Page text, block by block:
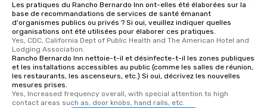
Les pratiques du Rancho Bernardo Inn ont-elles été élaborées sur la
base de recommandations de services de santé émanant
d'organismes publics ou privés ? Si oui, veuillez indiquer quelles
organisations ont été utilisées pour élaborer ces pratiques.
Yes, CDC, California Dept of Public Health and The American Hotel and
Lodging Association.
Rancho Bernardo Inn nettoie-t-il et désinfecte-t-il les zones publiques
et les installations accessibles au public (comme les salles de réunion,
les restaurants, les ascenseurs, etc.) Si oui, décrivez les nouvelles
mesures prises.
Yes, Increased frequency overall, with special attention to high
contact areas such as, door knobs, hand rails, etc.